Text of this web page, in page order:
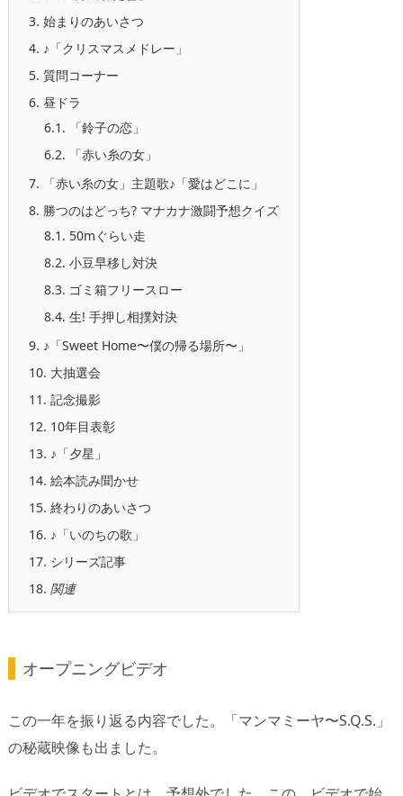
3. 始まりのあいさつ
4. ♪「クリスマスメドレー」
5. 質問コーナー
6. 昼ドラ
6.1. 「鈴子の恋」
6.2. 「赤い糸の女」
7. 「赤い糸の女」主題歌♪「愛はどこに」
8. 勝つのはどっち? マナカナ激闘予想クイズ
8.1. 50mぐらい走
8.2. 小豆早移し対決
8.3. ゴミ箱フリースロー
8.4. 生! 手押し相撲対決
9. ♪「Sweet Home〜僕の帰る場所〜」
10. 大抽選会
11. 記念撮影
12. 10年目表彰
13. ♪「夕星」
14. 絵本読み聞かせ
15. 終わりのあいさつ
16. ♪「いのちの歌」
17. シリーズ記事
18. 関連
オープニングビデオ
この一年を振り返る内容でした。「マンマミーヤ〜S.Q.S.」
の秘蔵映像も出ました。